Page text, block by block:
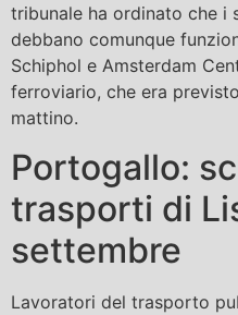
tribunale ha ordinato che i
debbano comunque
Schiphol e Amsterdam
ferroviario, che era
mattino.
Portogallo:
trasporti di
settembre
Lavoratori del trasporto